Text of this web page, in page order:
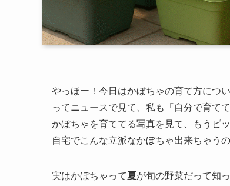
やっほー！今日はかぼちゃの育て方につ
ってニュースで見て、私も「自分で育て
かぼちゃを育ててる写真を見て、もうビ
自宅でこんな立派なかぼちゃ出来ちゃう
実はかぼちゃって夏が旬の野菜だって知